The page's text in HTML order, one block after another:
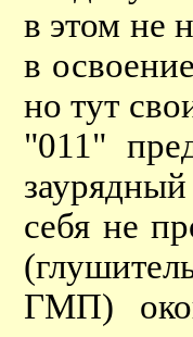
в этом не
в освоение
но тут
"011"
себя не
ГМП)